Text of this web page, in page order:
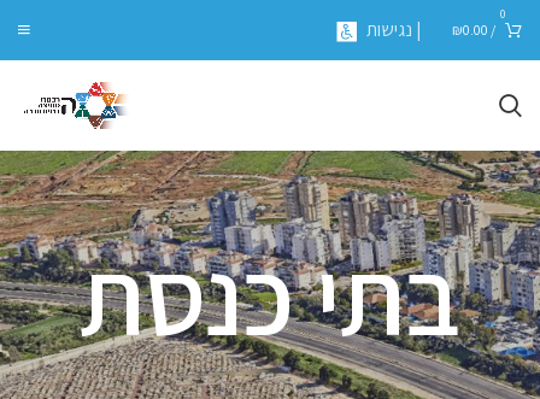
0
/
₪0.00 | נגישות
בתי כנסת